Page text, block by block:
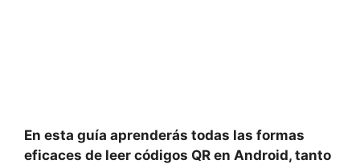
En esta guía aprenderás todas las formas
eficaces de leer códigos QR en Android, tanto